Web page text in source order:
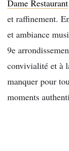
Dame Restaurant
et raffinement.
et ambiance
9e
convivialité et à
manquer pour
moments